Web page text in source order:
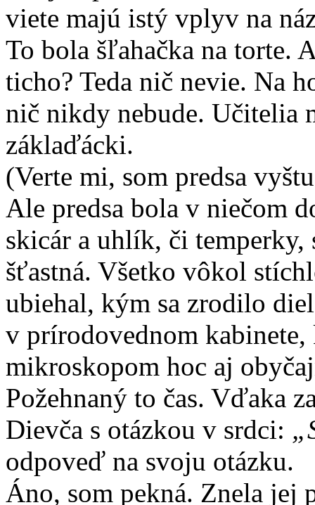
viete majú istý vplyv na
To bola šľahačka na torte.
ticho? Teda nič nevie. Na
nič nikdy nebude. Učitelia
záklaďácki.
(Verte mi, som predsa
Ale predsa bola v niečom
skicár a uhlík, či
šťastná. Všetko vôkol
ubiehal, kým sa zrodilo
v prírodovednom
mikroskopom hoc aj
Požehnaný to čas. Vďaka
Dievča s otázkou v srdci:
odpoveď na svoju otázku.
Áno, som pekná. Znela jej